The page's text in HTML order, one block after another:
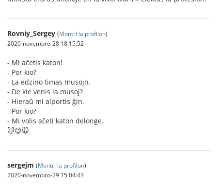
Rovniy_Sergey (Montri la profilon)
2020-novembro-28 18:15:52
- Mi aĉetis katon!
- Por kio?
- La edzino timas musojn.
- De kie venis la musoj?
- Hieraŭ mi alportis ĝin.
- Por kio?
- Mi volis aĉeti katon delonge.
🐱😉🐭
sergejm (Montri la profilon)
2020-novembro-29 15:04:43